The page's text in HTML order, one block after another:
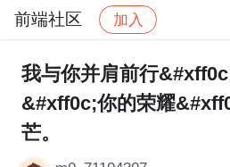
前端社区 加入
社区 前端社区 感慨
我与你并肩前行
&#xff0c;你的荣耀
芒。